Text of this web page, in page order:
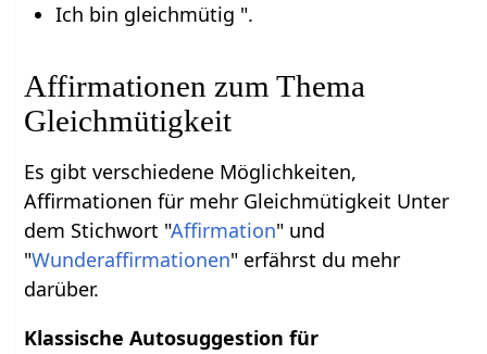
Ich bin gleichmütig ".
Affirmationen zum Thema
Gleichmütigkeit
Es gibt verschiedene Möglichkeiten,
Affirmationen für mehr Gleichmütigkeit Unter
dem Stichwort "Affirmation" und
"Wunderaffirmationen" erfährst du mehr
darüber.
Klassische Autosuggestion für